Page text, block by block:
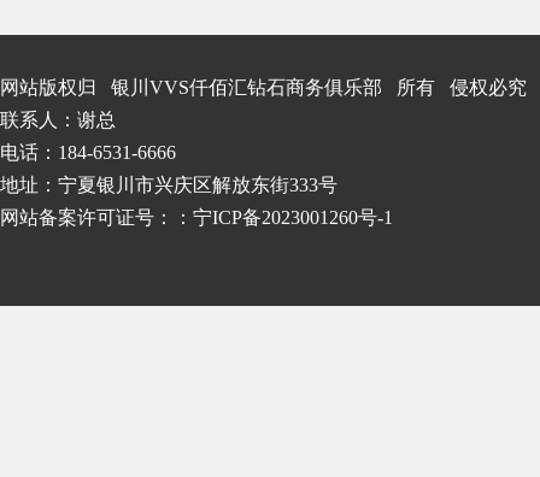
网站版权归 银川VVS仟佰汇钻石商务俱乐部 所有 侵权必究
联系人：谢总
电话：184-6531-6666
地址：宁夏银川市兴庆区解放东街333号
网站备案许可证号：
：宁ICP备2023001260号-1